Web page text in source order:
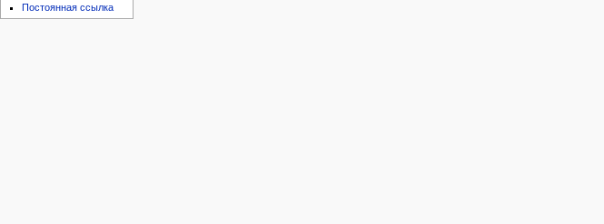
Постоянная ссылка